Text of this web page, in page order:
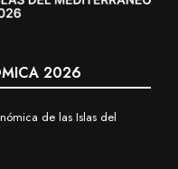
2026
de las Islas del